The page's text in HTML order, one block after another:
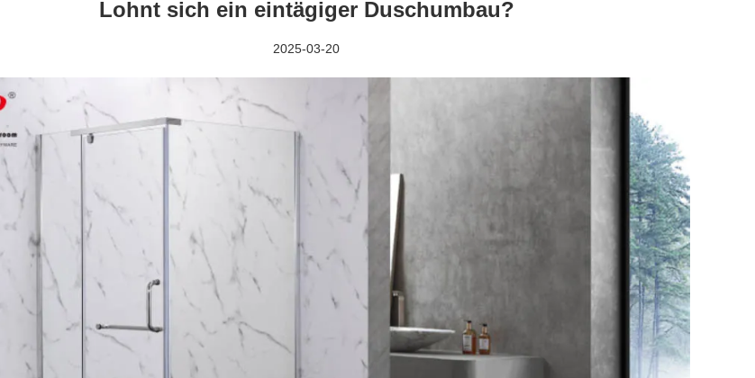
Lohnt sich ein eintägiger Duschumbau?
2025-03-20